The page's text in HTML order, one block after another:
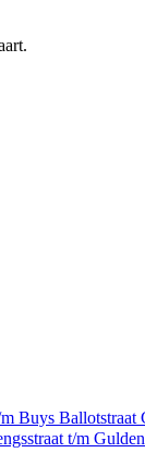
Buys Ballotstraat
t/m